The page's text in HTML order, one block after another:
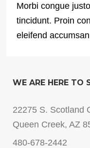
Morbi congue
tincidunt. Proin
eleifend
WE ARE HERE TO
22275 S. Scotland
Queen Creek, AZ
480-678-2442